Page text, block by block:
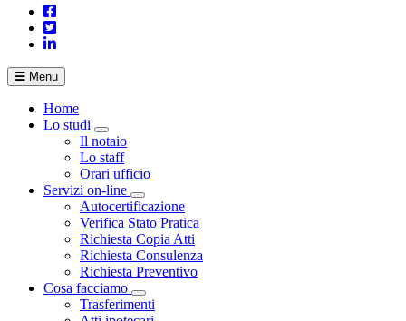
Menu
Home
Lo studi
Visualizza menù di secondo livello
Il notaio
Lo staff
Orari ufficio
Servizi on-line
Visualizza menù di secondo livello
Autocertificazione
Verifica Stato Pratica
Richiesta Copia Atti
Richiesta Consulenza
Richiesta Preventivo
Cosa facciamo
Visualizza menù di secondo livello
Trasferimenti